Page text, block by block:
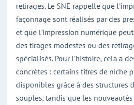
retirages. Le SNE rappelle que
façonnage sont réalisés par des
et que l'impression numérique
des tirages modestes ou des
spécialisés. Pour l'histoire, cela a
concrètes : certains titres de niche
disponibles grâce à des structures
souples, tandis que les